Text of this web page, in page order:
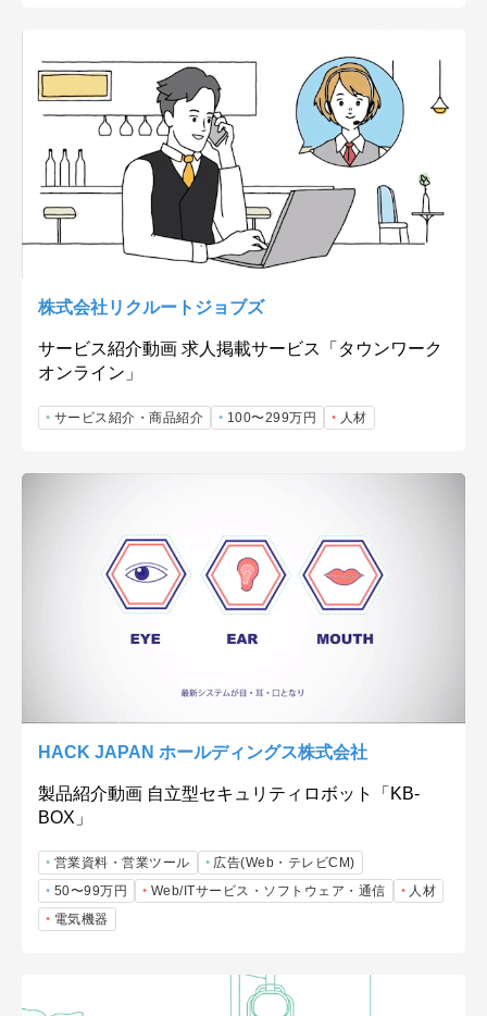
株式会社リクルートジョブズ
サービス紹介動画 求人掲載サービス「タウンワーク
オンライン」
サービス紹介・商品紹介 100〜299万円 人材
HACK JAPAN ホールディングス株式会社
製品紹介動画 自立型セキュリティロボット「KB-
BOX」
営業資料・営業ツール
広告(Web・テレビCM)
50〜99万円
Web/ITサービス・ソフトウェア・通信
人材
電気機器